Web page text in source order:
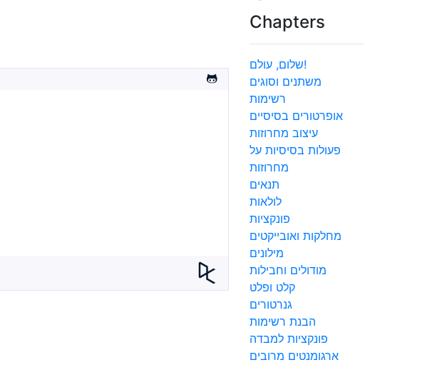
Chapters
שלום, עולם!
משתנים וסוגים
רשימות
אופרטורים בסיסיים
עיצוב מחרוזות
פעולות בסיסיות על
מחרוזות
תנאים
לולאות
פונקציות
מחלקות ואובייקטים
מילונים
מודולים וחבילות
קלט ופלט
גנרטורים
הבנת רשימות
פונקציות למבדה
ארגומנטים מרובים